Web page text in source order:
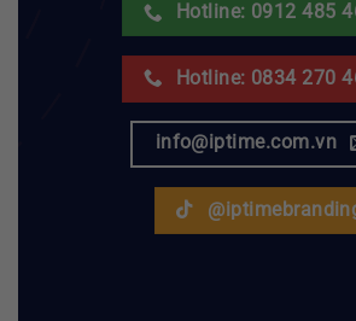
Hotline: 0912 485
Hotline: 0834 270
info@iptime.com.vn